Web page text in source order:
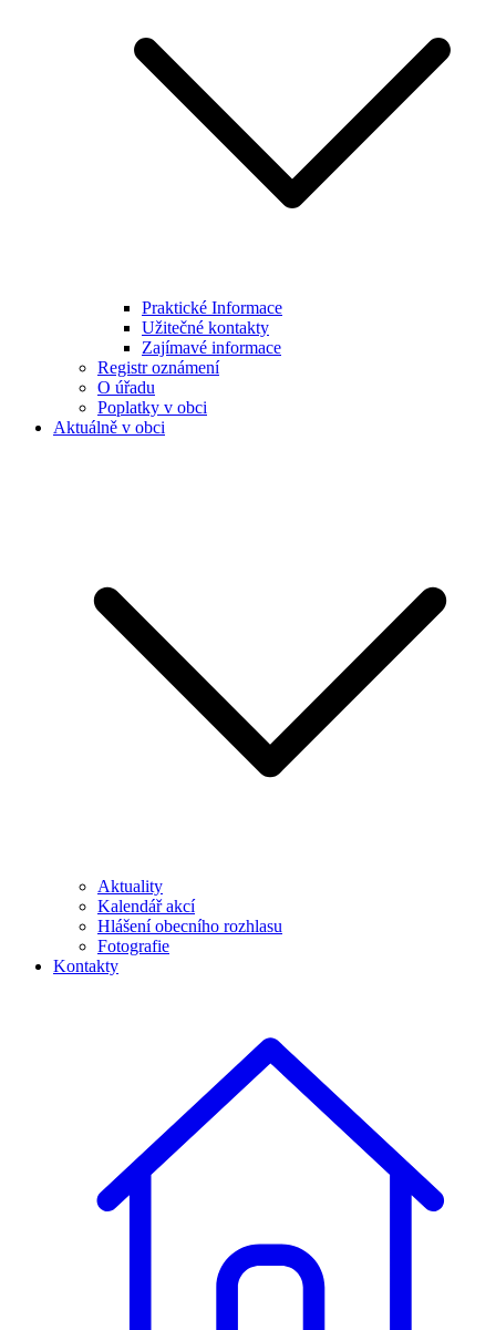
Praktické Informace
Užitečné kontakty
Zajímavé informace
Registr oznámení
O úřadu
Poplatky v obci
Aktuálně v obci
Aktuality
Kalendář akcí
Hlášení obecního rozhlasu
Fotografie
Kontakty